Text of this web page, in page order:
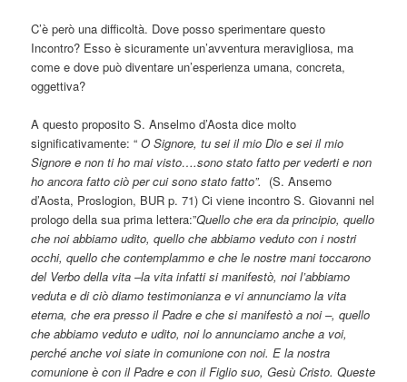
C’è però una difficoltà. Dove posso sperimentare questo
Incontro? Esso è sicuramente un’avventura meravigliosa, ma
come e dove può diventare un’esperienza umana, concreta,
oggettiva?
A questo proposito S. Anselmo d’Aosta dice molto
significativamente: “O Signore, tu sei il mio Dio e sei il mio
Signore e non ti ho mai visto….sono stato fatto per vederti e non
ho ancora fatto ciò per cui sono stato fatto”. (S. Ansemo
d’Aosta, Proslogion, BUR p. 71) Ci viene incontro S. Giovanni nel
prologo della sua prima lettera:”Quello che era da principio, quello
che noi abbiamo udito, quello che abbiamo veduto con i nostri
occhi, quello che contemplammo e che le nostre mani toccarono
del Verbo della vita –la vita infatti si manifestò, noi l’abbiamo
veduta e di ciò diamo testimonianza e vi annunciamo la vita
eterna, che era presso il Padre e che si manifestò a noi –, quello
che abbiamo veduto e udito, noi lo annunciamo anche a voi,
perché anche voi siate in comunione con noi. E la nostra
comunione è con il Padre e con il Figlio suo, Gesù Cristo. Queste